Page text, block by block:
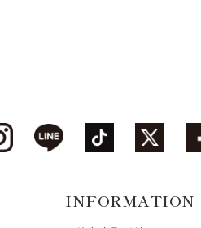
INFORMATION